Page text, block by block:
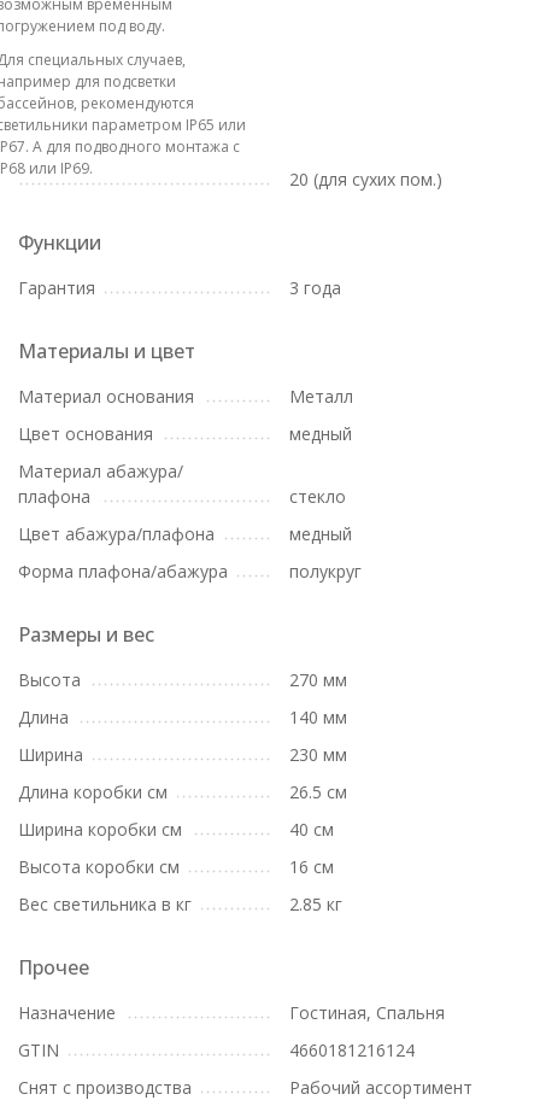
временным
под воду.
специальных случаев,
для подсветки
рекомендуются
параметром IP65 или
А для подводного монтажа с
или IP69.
20 (для сухих пом.)
Функции
Гарантия 3 года
Материалы и цвет
Материал основания
Металл
Цвет основания
медный
Материал абажура/
плафона
стекло
Цвет абажура/плафона
медный
Форма плафона/абажура
полукруг
Размеры и вес
Высота
270 мм
Длина
140 мм
Ширина
230 мм
Длина коробки см
26.5 см
Ширина коробки см
40 см
Высота коробки см
16 см
Вес светильника в кг
2.85 кг
Прочее
Назначение
Гостиная, Спальня
GTIN
4660181216124
Снят с производства
Рабочий ассортимент